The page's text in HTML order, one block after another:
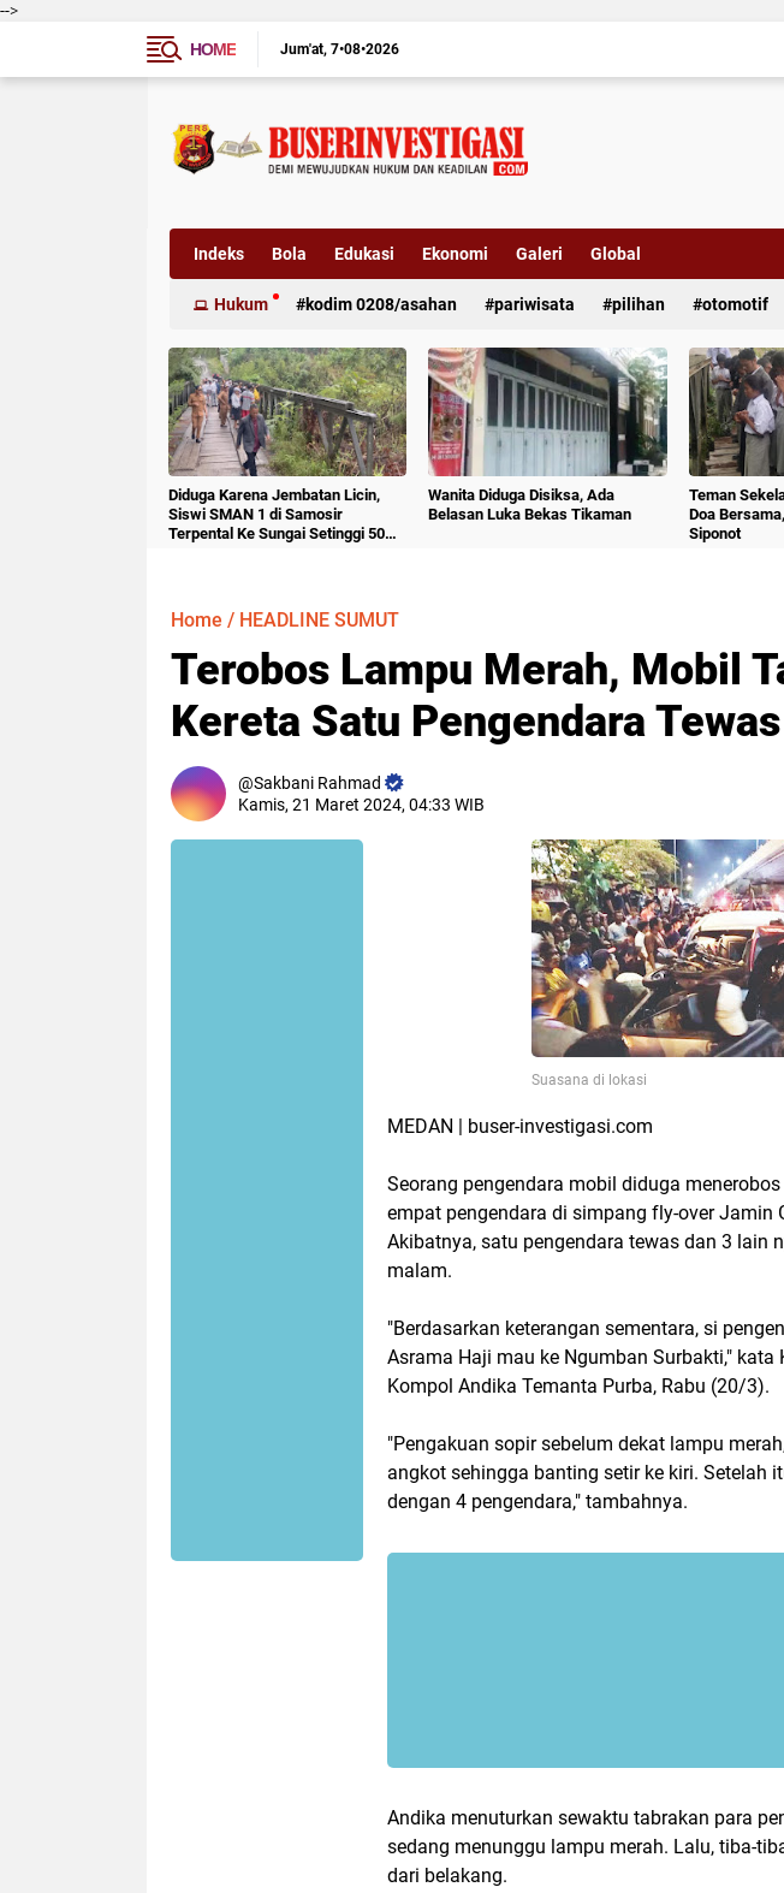
-->
HOME
Jum'at 7•08•2026
Indeks Bola Edukasi Ekonomi Galeri Global
Hukum kodim 0208/asahan pariwisata pilihan otomotif
Diduga Karena Jembatan Licin,
Siswi SMAN 1 di Samosir
Terpental Ke Sungai Setinggi 50
Wanita Diduga Disiksa, Ada
Belasan Luka Bekas Tikaman
Teman
Doa
Siponot
Home / HEADLINE SUMUT
Terobos Lampu Merah, Mobil
Kereta Satu Pengendara Tewas
Sakbani Rahmad
Kamis, 21 Maret 2024, 04:33 WIB
Suasana di lokasi
MEDAN | buser-investigasi.com
Seorang pengendara mobil diduga
empat pengendara di simpang fly-over Jamin
Akibatnya, satu pengendara tewas dan 3 lain
malam.
"Berdasarkan keterangan sementara, si
Asrama Haji mau ke Ngumban Surbakti,"
Kompol Andika Temanta Purba, Rabu (20/3).
"Pengakuan sopir sebelum dekat lampu
angkot sehingga banting setir ke kiri. Setelah
dengan 4 pengendara," tambahnya.
Andika menuturkan sewaktu tabrakan para
sedang menunggu lampu merah. Lalu, tiba-
dari belakang.